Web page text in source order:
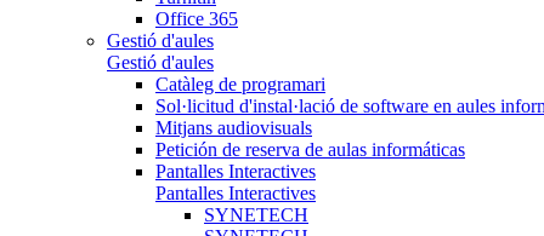
Office 365
Gestió d'aules
Gestió d'aules
Catàleg de programari
Sol·licitud d'instal·lació de software en aules
Mitjans audiovisuals
Petición de reserva de aulas informáticas
Pantalles Interactives
Pantalles Interactives
SYNETECH